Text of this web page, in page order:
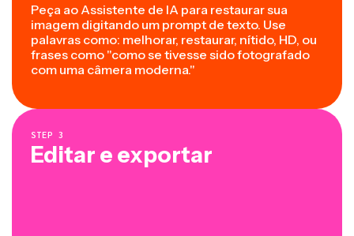
Peça ao Assistente de IA para restaurar sua
imagem digitando um prompt de texto. Use
palavras como: melhorar, restaurar, nítido, HD, ou
frases como "como se tivesse sido fotografado
com uma câmera moderna."
STEP 3
Editar e exportar